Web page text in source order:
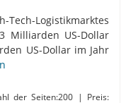
Logistikmarktes
Milliarden US-Dollar
US-Dollar im Jahr
der Seiten:200
| Preis: